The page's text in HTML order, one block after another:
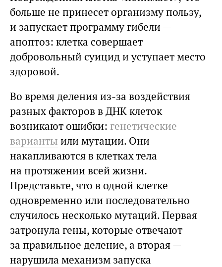
больше не принесет организму пользу,
и запускает программу гибели —
апоптоз: клетка совершает
добровольный суицид и уступает место
здоровой.
Во время деления из-за воздействия
разных факторов в ДНК клеток
возникают ошибки: генетические
варианты или мутации. Они
накапливаются в клетках тела
на протяжении всей жизни.
Представьте, что в одной клетке
одновременно или последовательно
случилось несколько мутаций. Первая
затронула гены, которые отвечают
за правильное деление, а вторая —
нарушила механизм запуска